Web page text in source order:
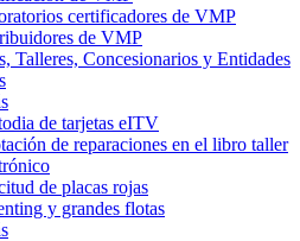
certificadores de VMP
de VMP
Talleres, Concesionarios y Entidades
de tarjetas eITV
de reparaciones en el libro taller
de placas rojas
y grandes flotas